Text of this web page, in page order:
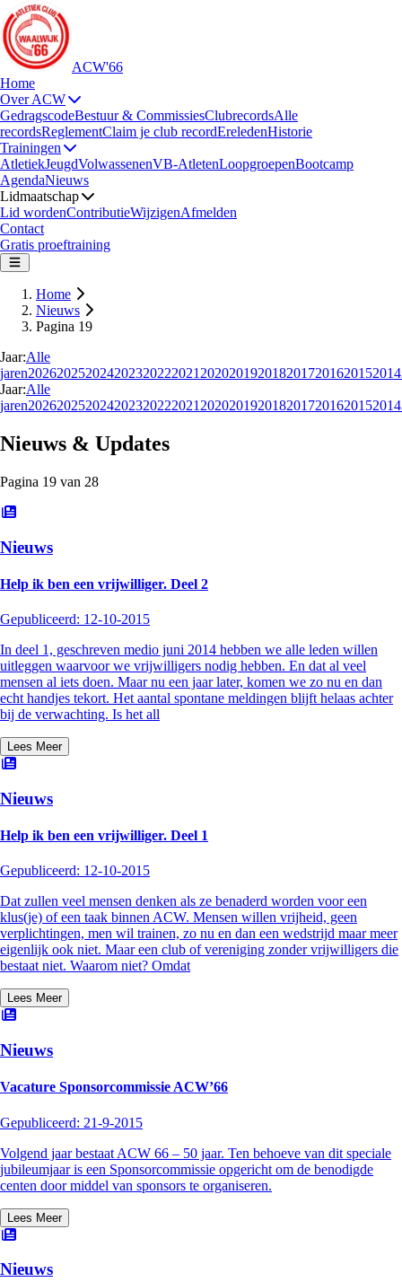
ACW'66
Home
Over ACW
GedragscodeBestuur & CommissiesClubrecordsAlle
recordsReglementClaim je club recordEreledenHistorie
Trainingen
AtletiekJeugdVolwassenenVB-AtletenLoopgroepenBootcamp
AgendaNieuws
Lidmaatschap
Lid wordenContributieWijzigenAfmelden
Contact
Gratis proeftraining
Home
Nieuws
Pagina 19
Jaar:Alle
jaren202620252024202320222021 2020201920182017201620152014
Jaar:Alle
jaren202620252024202320222021 2020201920182017201620152014
Nieuws & Updates
Pagina 19 van 28
Nieuws
Help ik ben een vrijwilliger. Deel 2
Gepubliceerd: 12-10-2015
In deel 1, geschreven medio juni 2014 hebben we alle leden willen
uitleggen waarvoor we vrijwilligers nodig hebben. En dat al veel
mensen al iets doen. Maar nu een jaar later, komen we zo nu en dan
echt handjes tekort. Het aantal spontane meldingen blijft helaas achter
bij de verwachting. Is het all
Lees Meer
Nieuws
Help ik ben een vrijwilliger. Deel 1
Gepubliceerd: 12-10-2015
Dat zullen veel mensen denken als ze benaderd worden voor een
klus(je) of een taak binnen ACW. Mensen willen vrijheid, geen
verplichtingen, men wil trainen, zo nu en dan een wedstrijd maar meer
eigenlijk ook niet. Maar een club of vereniging zonder vrijwilligers die
bestaat niet. Waarom niet? Omdat
Lees Meer
Nieuws
Vacature Sponsorcommissie ACW’66
Gepubliceerd: 21-9-2015
Volgend jaar bestaat ACW 66 – 50 jaar. Ten behoeve van dit speciale
jubileumjaar is een Sponsorcommissie opgericht om de benodigde
centen door middel van sponsors te organiseren.
Lees Meer
Nieuws